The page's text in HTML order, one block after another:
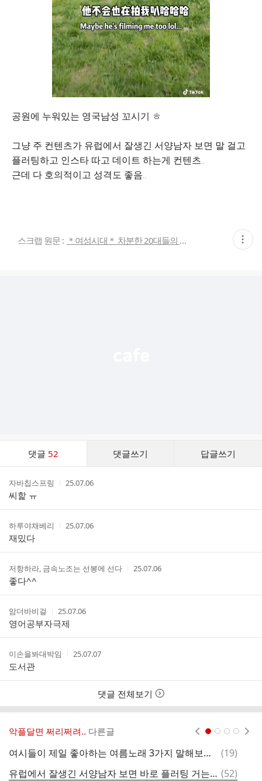
공원에 누워있는 영국남성 꼬시기 ㅎ
그냥 주 컨텐츠가 유럽에서 잘생긴 서양남자 보면 말 걸고
플러팅하고 인스타 따고 데이트 하는게 컨텐츠..
근데 다 호의적이고 성격도 좋음..
스크랩 원문 : ＊여성시대＊ 차분한 20대들의 알흠다운 공간 현
재
댓글 52 댓글쓰기 답글쓰기
스
작
성
자
자바칩스프링
작
간
25.07.06
씨핥 ㅠ
작
성
자
하루야채베리
작
간
25.07.06
재밌다
작
성
자
저항하라, 금속노조는 선봉에 선다
작
간
25.07.06
좋다^^
작
성
자
암더바비걸
작
성
시
간
25.07.06
영어공부자극제
작
성
자
이손을봐대박임
작
간
25.07.07
도서관
댓글 전체보기
악플달면 쩌리쩌려.. 다른글
여시들이 제일 좋아하는 여름노래 3가지 말해보는 달글
댓
(19)
유럽에서 잘생긴 서양남자 보면 바로 플러팅 거는 중국인 틱토커 여성 댓
(52)